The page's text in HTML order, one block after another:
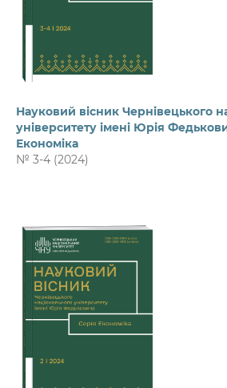
Науковий вісник Чернівецького
університету імені Юрія
Економіка
№ 3-4 (2024)